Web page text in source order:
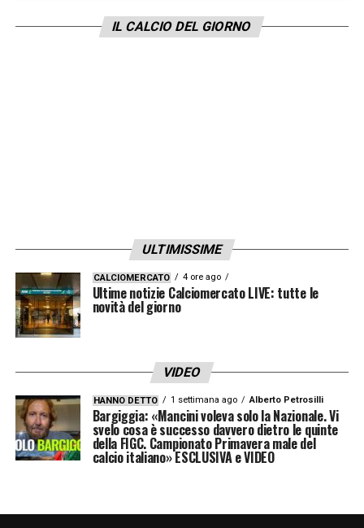
IL CALCIO DEL GIORNO
ULTIMISSIME
CALCIOMERCATO 4 ore ago
Ultime notizie Calciomercato LIVE: tutte le
novità del giorno
VIDEO
HANNO DETTO 1 settimana ago Alberto Petrosilli
Bargiggia: «Mancini voleva solo la Nazionale. Vi
svelo cosa è successo davvero dietro le quinte
della FIGC. Campionato Primavera male del
calcio italiano» ESCLUSIVA e VIDEO